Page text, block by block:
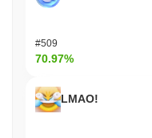
#509
70.97%
LMAO!